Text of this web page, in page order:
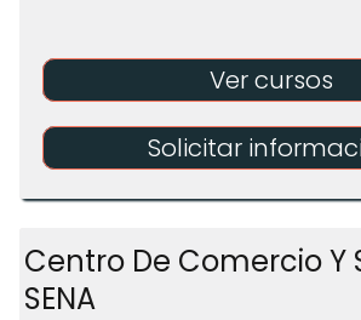
Ver cursos
Solicitar
Centro De Comercio Y
SENA